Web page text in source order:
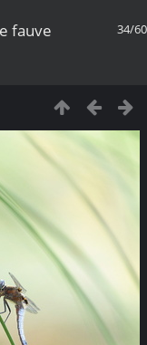
34/60
fauve